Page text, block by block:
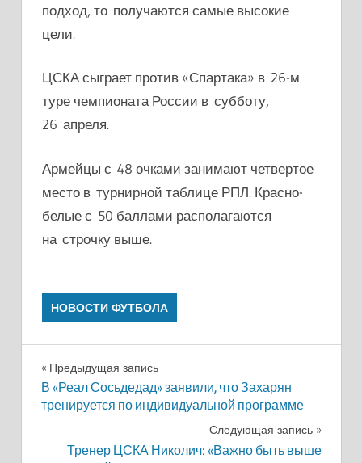
подход, то получаются самые высокие
цели.
ЦСКА сыграет против «Спартака» в 26-м
туре чемпионата России в субботу,
26 апреля.
Армейцы с 48 очками занимают четвертое
место в турнирной таблице РПЛ. Красно-
белые с 50 баллами располагаются
на строчку выше.
НОВОСТИ ФУТБОЛА
Навигация
по
Предыдущая запись
В «Реал Сосьдедад» заявили, что Захарян
тренируется по индивидуальной программе
Следующая запись
Тренер ЦСКА Николич: «Важно быть выше